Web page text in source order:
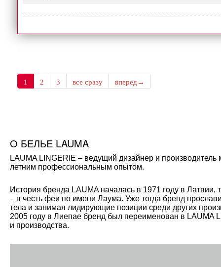
1 2 3 все сразу вперед→
О БЕЛЬЕ LAUMA
LAUMA LINGERIE – ведущий дизайнер и
летним профессиональным опытом.
История бренда LAUMA началась в 1971 году в
– в честь феи по имени Лаума. Уже тогда бренд
тела и занимая лидирующие позиции среди других
2005 году в Лиепае бренд был переименован в LAUMA
и производства.